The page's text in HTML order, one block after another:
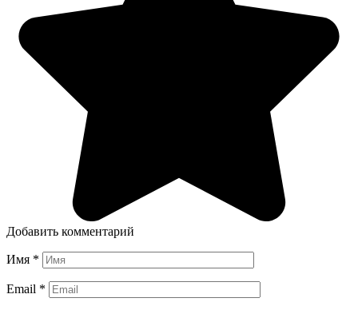
Добавить комментарий
Имя *
Email *